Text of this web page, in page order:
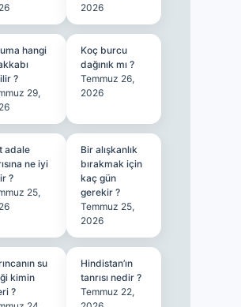
2026
hangi
?
29,
Koç burcu
dağınık mı ?
Temmuz 26,
2026
adale
ne iyi
?
25,
Bir alışkanlık
bırakmak için
kaç gün
gerekir ?
Temmuz 25,
2026
su
kimin
?
Hindistan’ın
tanrısı nedir ?
Temmuz 22,